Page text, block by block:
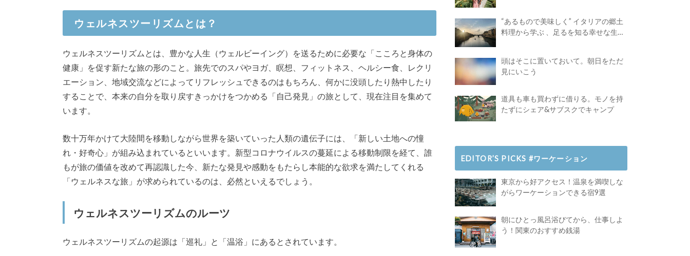
ウェルネスツーリズムとは？
ウェルネスツーリズムとは、豊かな人生（ウェルビーイング）を送るために必要な「こころと身体の
健康」を促す新たな旅の形のこと。旅先でのスパやヨガ、瞑想、フィットネス、ヘルシー食、レクリ
エーション、地域交流などによってリフレッシュできるのはもちろん、何かに没頭したり熱中したり
することで、本来の自分を取り戻すきっかけをつかめる「自己発見」の旅として、現在注目を集めて
います。
数十万年かけて大陸間を移動しながら世界を築いていった人類の遺伝子には、「新しい土地への憧
れ・好奇心」が組み込まれているといいます。新型コロナウイルスの蔓延による移動制限を経て、誰
もが旅の価値を改めて再認識した今、新たな発見や感動をもたらし本能的な欲求を満たしてくれる
「ウェルネスな旅」が求められているのは、必然といえるでしょう。
ウェルネスツーリズムのルーツ
ウェルネスツーリズムの起源は「巡礼」と「温浴」にあるとされています。
“あるもので美味しく” イタリアの郷土
料理から学ぶ 、足るを知る幸せな生き
頭はそこに置いておいて。朝日をただ
見にいこう
道具も車も買わずに借りる。モノを持
たずにシェア&サブスクでキャンプ
EDITOR’S PICKS #ワーケーション
東京から好アクセス！温泉を満喫しな
がらワーケーションできる宿9選
朝にひとっ風呂浴びてから、仕事しよ
う！関東のおすすめ銭湯